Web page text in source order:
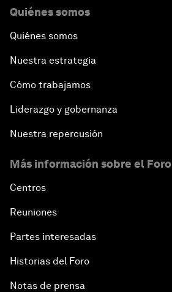
Quiénes somos
Quiénes somos
Nuestra estrategia
Cómo trabajamos
Liderazgo y gobernanza
Nuestra repercusión
Más información sobre el Foro
Centros
Reuniones
Partes interesadas
Historias del Foro
Notas de prensa